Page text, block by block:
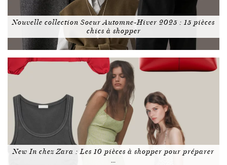
Nouvelle collection Soeur Automne-Hiver 2025 : 15 pièces
chics à shopper
New In chez Zara : Les 10 pièces à shopper pour préparer
…